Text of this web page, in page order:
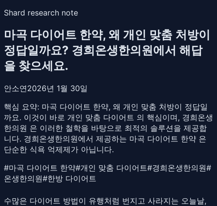
Shard research note
마곡 다이어트 한약, 왜 개인 맞춤 처방이
정답일까요? 경희온생한의원에서 해답
을 찾으세요.
안소연2026년 1월 30일
핵심 요약: 마곡 다이어트 한약, 왜 개인 맞춤 처방이 정답일
까요. 이것이 바로 개인 맞춤 다이어트 의 핵심이며, 경희온생
한의원 은 이러한 철학을 바탕으로 최적의 솔루션을 제공합
니다. 경희온생한의원에서 제공하는 마곡 다이어트 한약 은
단순한 식욕 억제제가 아닙니다.
#마곡 다이어트 한약#개인 맞춤 다이어트#경희온생한의원#
온생한의원#한방 다이어트
수많은 다이어트 방법이 유행처럼 번지고 사라지는 오늘날,